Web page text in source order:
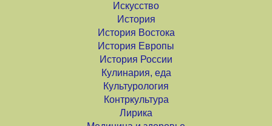
Искусство
История
История Востока
История Европы
История России
Кулинария, еда
Культурология
Контркультура
Лирика